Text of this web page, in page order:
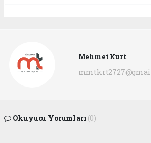
Mehmet Kurt
Okuyucu Yorumları (0)